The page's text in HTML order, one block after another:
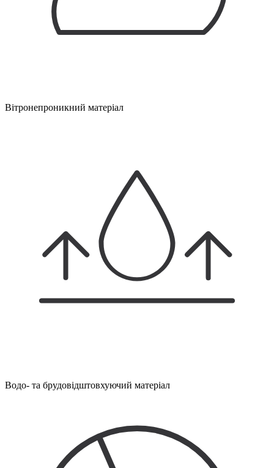
Вітронепроникний матеріал
Водо- та брудовідштовхуючий матеріал